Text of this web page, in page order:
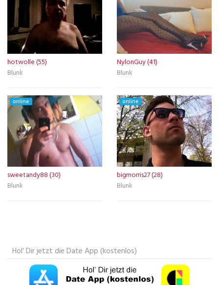
hotwolle (55)
Blunk
NylonGuy (41)
Blunk
online
sweetandy88 (30)
Blunk
online
bigmorris27 (28)
Blunk
Hol‘ Dir jetzt die Date App (kostenlos)